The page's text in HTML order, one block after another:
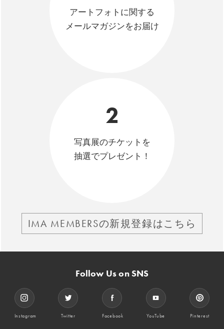
アートフォトに関する
メールマガジンをお届け
2
写真展のチケットを
抽選でプレゼント！
IMA MEMBERSの新規登録はこちら
Follow Us on SNS
Instagram Twitter Facebook YouTube Pinterest